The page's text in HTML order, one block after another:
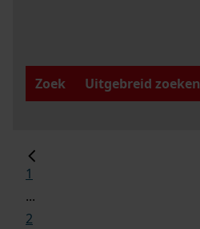
Zoek
Uitgebreid zoeken
1
...
2